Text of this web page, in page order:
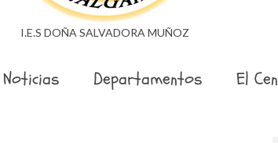
I.E.S DOÑA SALVADORA MUÑOZ
Noticias Departamentos El